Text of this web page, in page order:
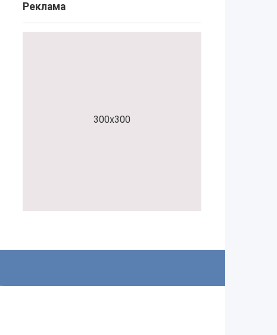
Реклама
300x300